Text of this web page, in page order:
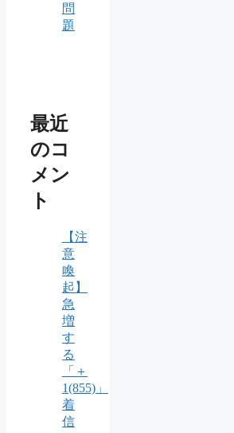
問
題
最近
のコ
メン
ト
【注
意
喚
起】
急
増
す
る
「＋
1(855)」
着
信